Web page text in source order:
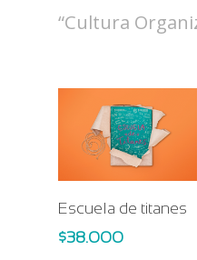
“Cultura
Add To Cart
Escuela de titanes
$38.000